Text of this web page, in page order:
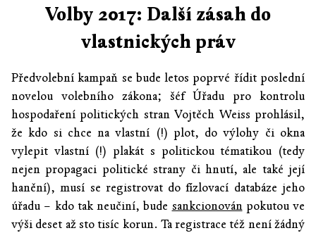
Volby 2017: Další zásah do
vlastnických práv
Předvolební kampaň se bude letos poprvé řídit poslední
novelou volebního zákona; šéf Úřadu pro kontrolu
hospodaření politických stran Vojtěch Weiss prohlásil,
že kdo si chce na vlastní (!) plot, do výlohy či okna
vylepit vlastní (!) plakát s politickou tématikou (tedy
nejen propagaci politické strany či hnutí, ale také její
hanění), musí se registrovat do fízlovací databáze jeho
úřadu – kdo tak neučiní, bude sankcionovánpokutou ve
výši deset až sto tisíc korun. Ta registrace též není žádný